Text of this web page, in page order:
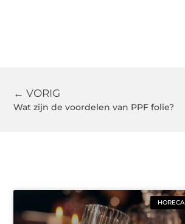
← VORIG
Wat zijn de voordelen van PPF folie?
HORECA